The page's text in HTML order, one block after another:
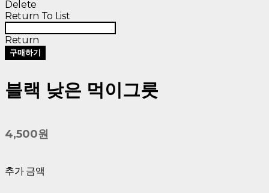
Delete
Return To List
Return
구매하기
블랙 낮은 먹이그릇
4,500원
추가 금액